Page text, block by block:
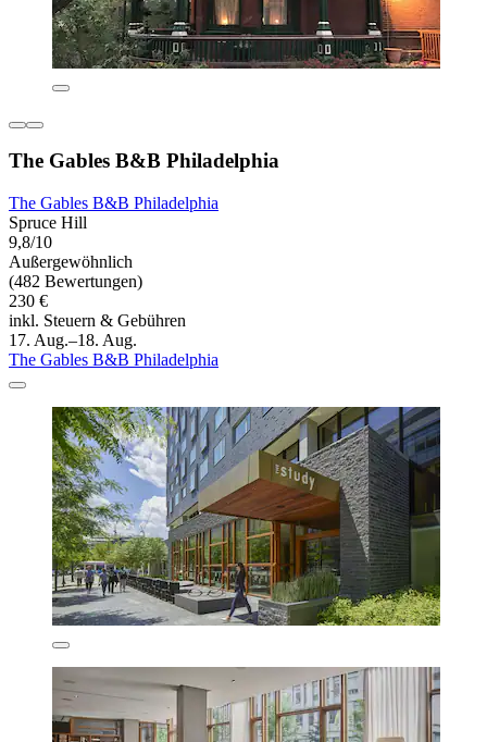
The Gables B&B Philadelphia
The Gables B&B Philadelphia
Spruce Hill
9,8/10
Außergewöhnlich
(482 Bewertungen)
230 €
inkl. Steuern & Gebühren
17. Aug.–18. Aug.
The Gables B&B Philadelphia